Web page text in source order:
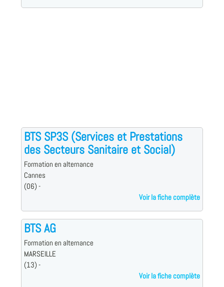
BTS SP3S (Services et Prestations
des Secteurs Sanitaire et Social)
Formation en alternance
Cannes
(06) -
Voir la fiche complète
BTS AG
Formation en alternance
MARSEILLE
(13) -
Voir la fiche complète